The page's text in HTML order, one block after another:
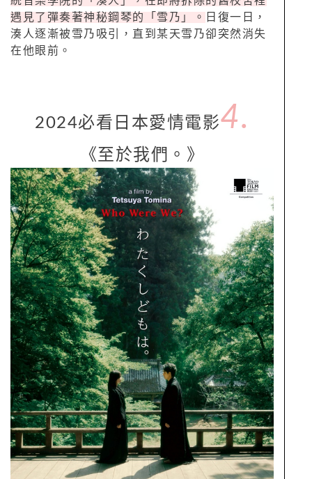
遇見了彈奏著神秘鋼琴的「雪乃」。
日復一日，
湊人逐漸被雪乃吸引，直到某天雪乃卻突然消失
在他眼前。
2024必看日本愛情電影4.
《至於我們。》